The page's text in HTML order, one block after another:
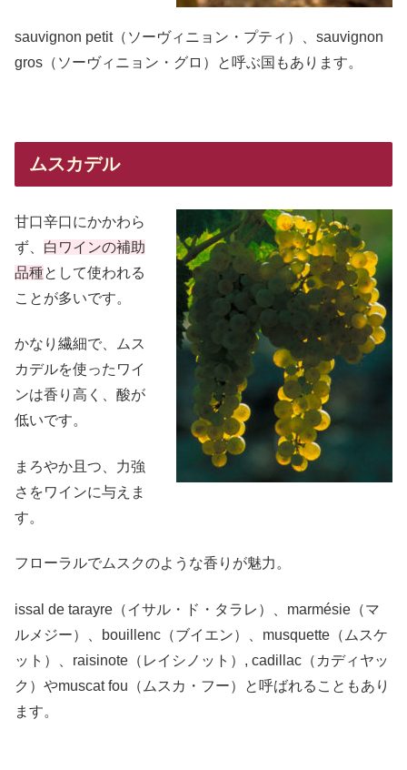
sauvignon petit（ソーヴィニョン・プティ）、sauvignon
gros（ソーヴィニョン・グロ）と呼ぶ国もあります。
ムスカデル
甘口辛口にかかわら
ず、 白ワインの補助
品種として使われる
ことが多いです。
かなり繊細で、ムス
カデルを使ったワイ
ンは香り高く、酸が
低いです。
まろやか且つ、力強
さをワインに与えま
す。
フローラルでムスクのような香りが魅力。
issal de tarayre（イサル・ド・タラレ）、marmésie（マ
ルメジー）、bouillenc（ブイエン）、musquette（ムスケ
ット）、raisinote（レイシノット）, cadillac（カディヤッ
ク）やmuscat fou（ムスカ・フー）と呼ばれることもあり
ます。